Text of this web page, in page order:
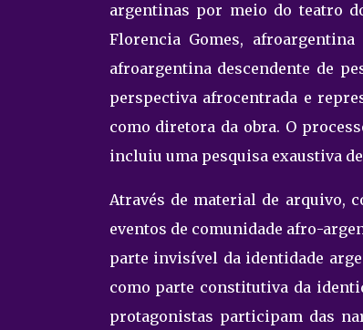
argentinas por meio do teatro
Florencia Gomes,
afroargentina descendente de
perspectiva afrocentrada e
como diretora da obra. O
incluiu uma pesquisa exaustiva
Através de material de arquivo,
eventos de comunidade afro-
parte invisível da identidade
como parte constitutiva da
protagonistas participam das